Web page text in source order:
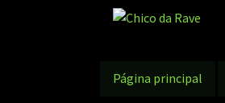
Pular
Pular
conteúdo
Página principal